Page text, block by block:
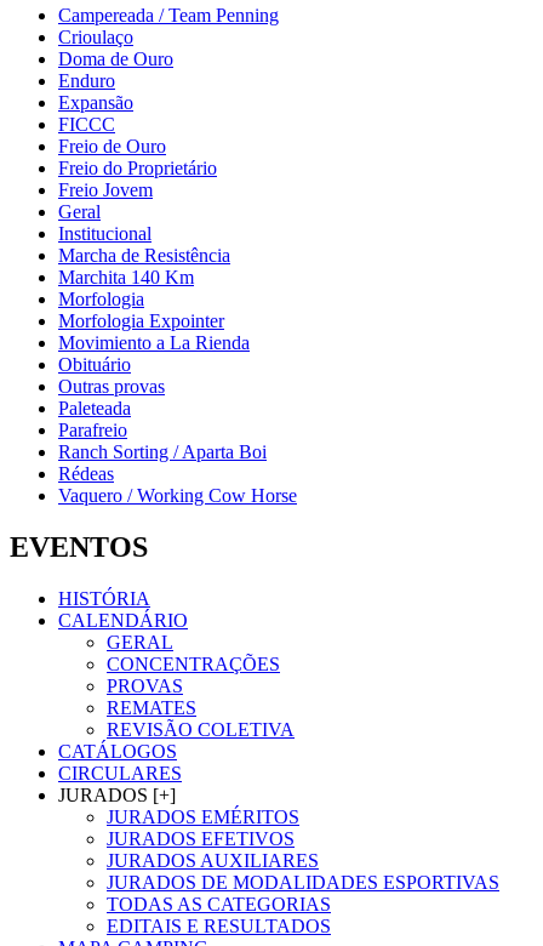
Campereada / Team Penning
Crioulaço
Doma de Ouro
Enduro
Expansão
FICCC
Freio de Ouro
Freio do Proprietário
Freio Jovem
Geral
Institucional
Marcha de Resistência
Marchita 140 Km
Morfologia
Morfologia Expointer
Movimiento a La Rienda
Obituário
Outras provas
Paleteada
Parafreio
Ranch Sorting / Aparta Boi
Rédeas
Vaquero / Working Cow Horse
EVENTOS
HISTÓRIA
CALENDÁRIO
GERAL
CONCENTRAÇÕES
PROVAS
REMATES
REVISÃO COLETIVA
CATÁLOGOS
CIRCULARES
JURADOS [+]
JURADOS EMÉRITOS
JURADOS EFETIVOS
JURADOS AUXILIARES
JURADOS DE MODALIDADES ESPORTIVAS
TODAS AS CATEGORIAS
EDITAIS E RESULTADOS